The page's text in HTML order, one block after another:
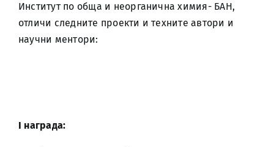
Институт по обща и неорганична химия- БАН,
отличи следните проекти и техните автори и
научни ментори:
І награда: